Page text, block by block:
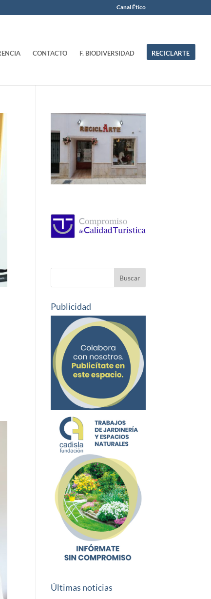
Canal Ético
CONTACTO F. BIODIVERSIDAD RECICLARTE
Publicidad
Últimas noticias